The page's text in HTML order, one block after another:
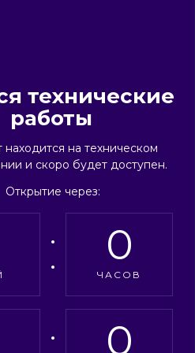
технические
работы
на техническом
и скоро будет доступен.
Открытие через:
0
ЧАСОВ
0